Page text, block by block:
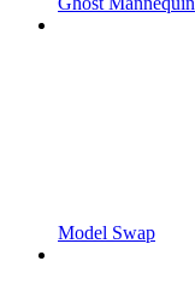
Model Swap